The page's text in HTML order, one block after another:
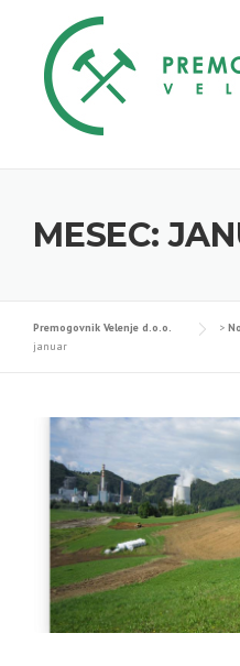
content
MESEC:
Premogovnik Velenje d.o.o. >
januar